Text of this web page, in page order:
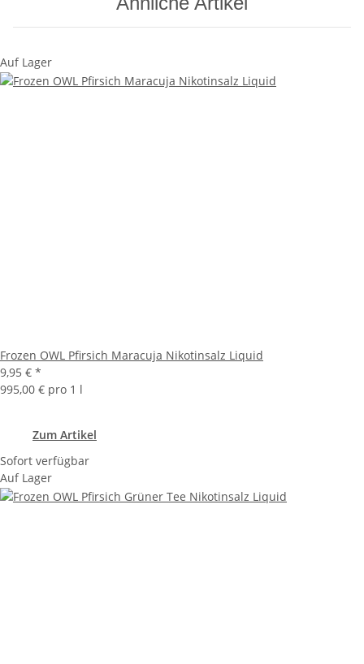
Auf Lager
Frozen OWL Pfirsich Maracuja Nikotinsalz Liquid
9,95 € *
995,00 € pro 1 l
Zum Artikel
Sofort verfügbar
Auf Lager